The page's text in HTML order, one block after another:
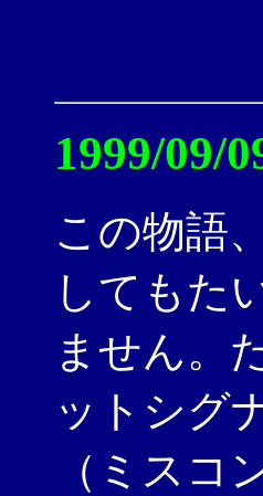
1999/09/
この物語
してもた
ません。
ットシグ
（ミス